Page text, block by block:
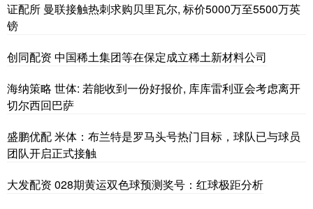
证配所 曼联接触热刺求购贝里瓦尔, 标价5000万至5500万英
镑
创同配资 中国稀土集团等在保定成立稀土新材料公司
海纳策略 世体: 若能收到一份好报价, 库库雷利亚会考虑离开
切尔西回巴萨
盛鹏优配 米体：布兰特是罗马头号热门目标，球队已与球员
团队开启正式接触
大发配资 028期黄运双色球预测奖号：红球极距分析